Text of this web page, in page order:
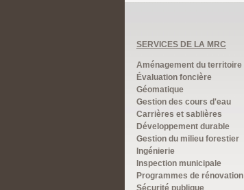
SERVICES DE LA MRC
Aménagement du territoire
Évaluation foncière
Géomatique
Gestion des cours d'eau
Carrières et sablières
Développement durable
Gestion du milieu forestier
Ingénierie
Inspection municipale
Programmes de rénovation
Sécurité publique